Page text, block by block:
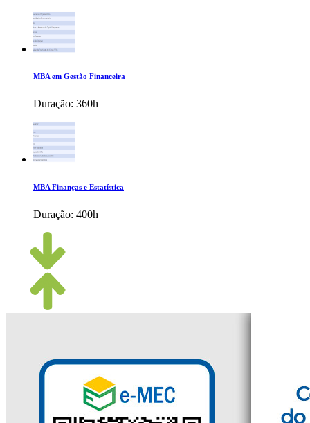
MBA em Gestão Financeira
Duração: 360h
MBA Finanças e Estatística
Duração: 400h